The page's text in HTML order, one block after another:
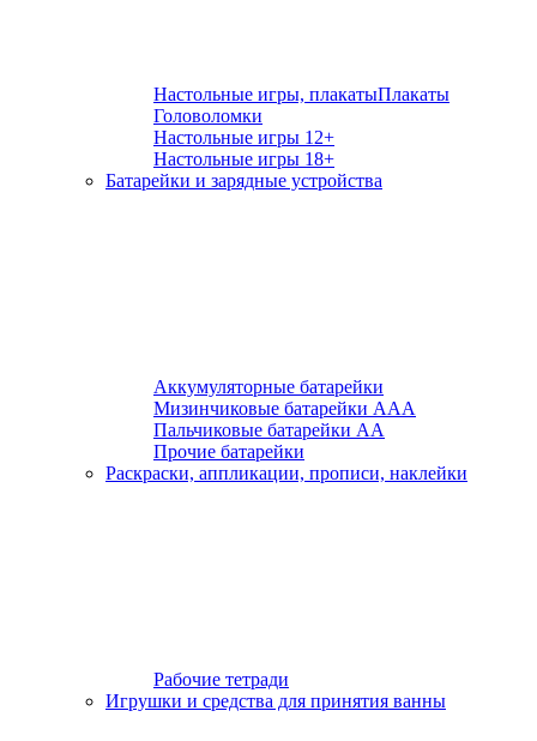
Настольные игры, плакатыПлакаты
Головоломки
Настольные игры 12+
Настольные игры 18+
Батарейки и зарядные устройства
Аккумуляторные батарейки
Мизинчиковые батарейки ААА
Пальчиковые батарейки АА
Прочие батарейки
Раскраски, аппликации, прописи, наклейки
Рабочие тетради
Игрушки и средства для принятия ванны